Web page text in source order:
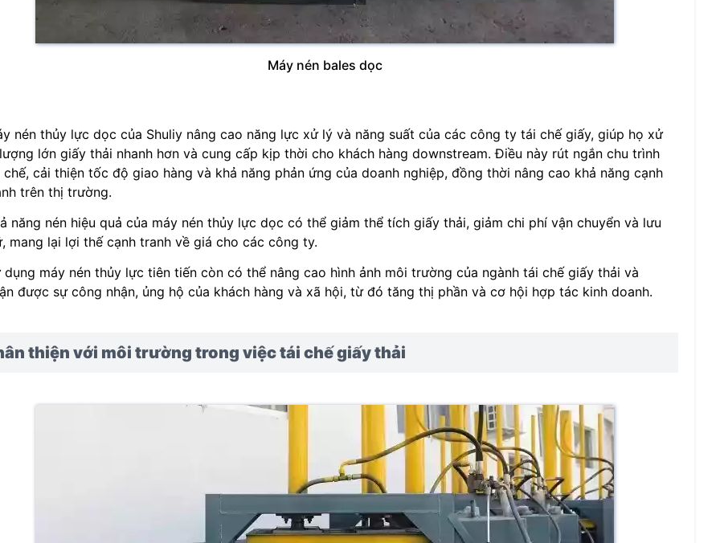
Máy nén bales dọc
nén thủy lực dọc của Shuliy nâng cao năng lực xử lý và năng suất của các công ty tái chế giấy, giúp họ xử
lớn giấy thải nhanh hơn và cung cấp kịp thời cho khách hàng downstream. Điều này rút ngắn chu trình
chế, cải thiện tốc độ giao hàng và khả năng phản ứng của doanh nghiệp, đồng thời nâng cao khả năng cạnh
trên thị trường.
năng nén hiệu quả của máy nén thủy lực dọc có thể giảm thể tích giấy thải, giảm chi phí vận chuyển và lưu
mang lại lợi thế cạnh tranh về giá cho các công ty.
dụng máy nén thủy lực tiên tiến còn có thể nâng cao hình ảnh môi trường của ngành tái chế giấy thải và
được sự công nhận, ủng hộ của khách hàng và xã hội, từ đó tăng thị phần và cơ hội hợp tác kinh doanh.
thiện với môi trường trong việc tái chế giấy thải